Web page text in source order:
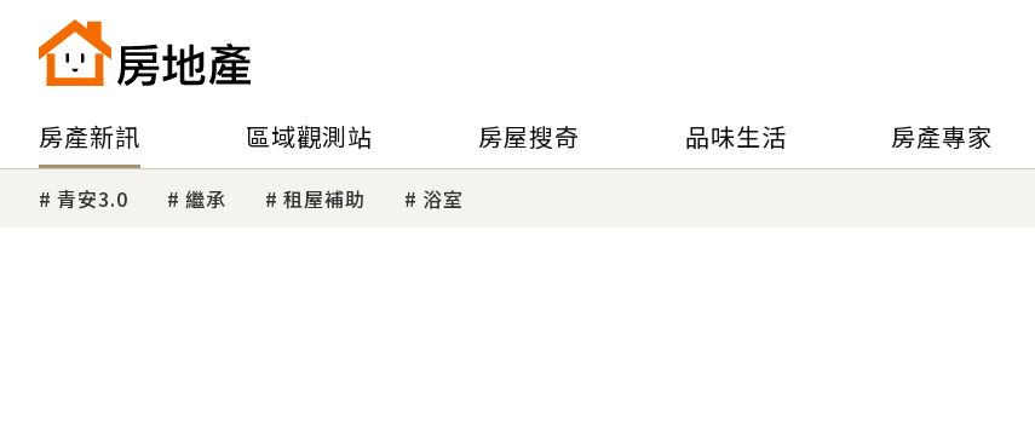
房產新訊 區域觀測站 房屋搜奇 品味生活 房產專家
青安3.0 繼承 租屋補助 浴室